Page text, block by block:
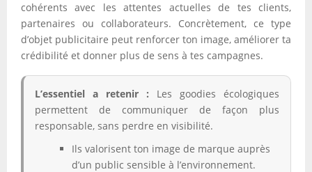
cohérents avec les attentes actuelles de tes clients,
partenaires ou collaborateurs. Concrètement, ce type
d’objet publicitaire peut renforcer ton image, améliorer ta
crédibilité et donner plus de sens à tes campagnes.
L’essentiel a retenir : Les goodies écologiques
permettent de communiquer de façon plus
responsable, sans perdre en visibilité.
Ils valorisent ton image de marque auprès
d’un public sensible à l’environnement.